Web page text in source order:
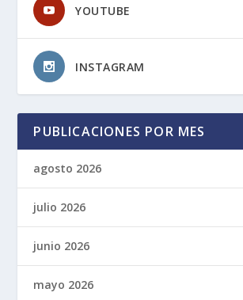
YOUTUBE
INSTAGRAM
PUBLICACIONES POR MES
agosto 2026
julio 2026
junio 2026
mayo 2026